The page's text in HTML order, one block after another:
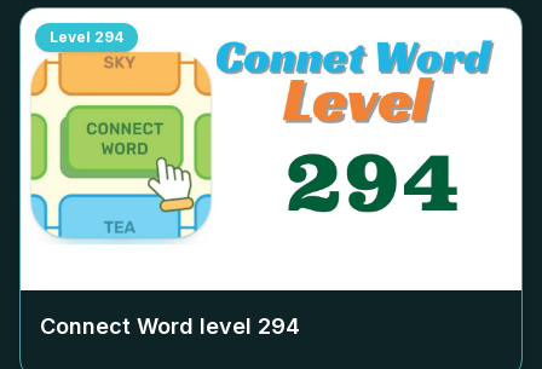
Level 294
Connect Word level 294